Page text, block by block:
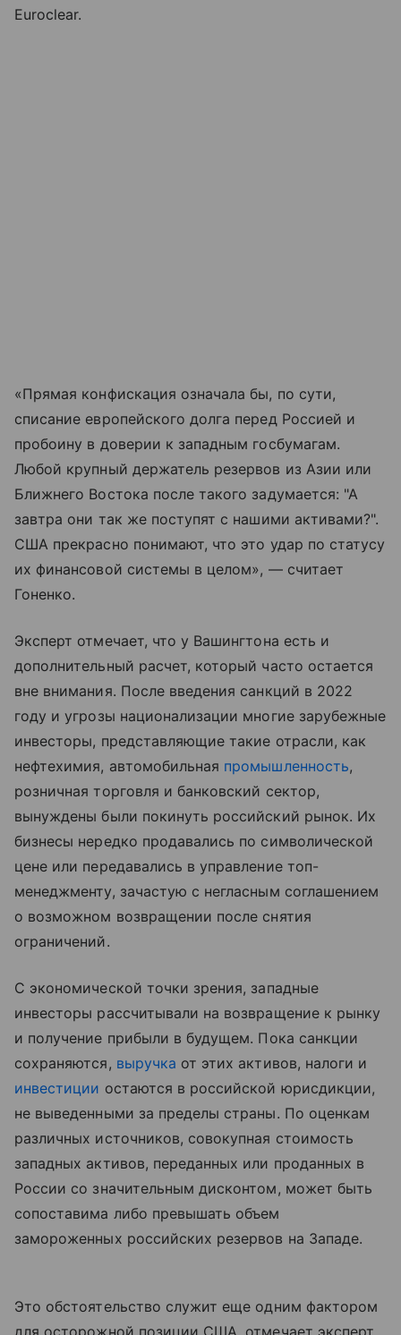
Euroclear.
«Прямая конфискация означала бы, по сути,
списание европейского долга перед Россией и
пробоину в доверии к западным госбумагам.
Любой крупный держатель резервов из Азии или
Ближнего Востока после такого задумается: "А
завтра они так же поступят с нашими активами?".
США прекрасно понимают, что это удар по статусу
их финансовой системы в целом», — считает
Гоненко.
Эксперт отмечает, что у Вашингтона есть и
дополнительный расчет, который часто остается
вне внимания. После введения санкций в 2022
году и угрозы национализации многие зарубежные
инвесторы, представляющие такие отрасли, как
нефтехимия, автомобильная промышленность,
розничная торговля и банковский сектор,
вынуждены были покинуть российский рынок. Их
бизнесы нередко продавались по символической
цене или передавались в управление топ-
менеджменту, зачастую с негласным соглашением
о возможном возвращении после снятия
ограничений.
С экономической точки зрения, западные
инвесторы рассчитывали на возвращение к рынку
и получение прибыли в будущем. Пока санкции
сохраняются, выручка от этих активов, налоги и
инвестиции остаются в российской юрисдикции,
не выведенными за пределы страны. По оценкам
различных источников, совокупная стоимость
западных активов, переданных или проданных в
России со значительным дисконтом, может быть
сопоставима либо превышать объем
замороженных российских резервов на Западе.
Это обстоятельство служит еще одним фактором